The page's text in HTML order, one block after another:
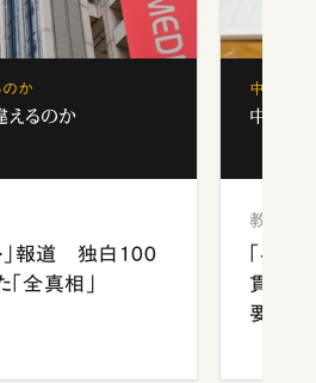
のか
えるのか
」報道 独白100
全真相」
中学受験
中学受
教育
「早
貫校へ
要だっ